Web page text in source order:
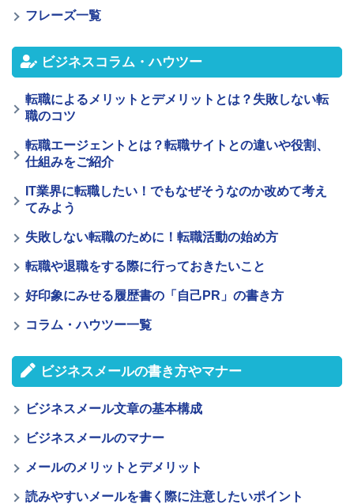
フレーズ一覧
ビジネスコラム・ハウツー
転職によるメリットとデメリットとは？失敗しない転
職のコツ
転職エージェントとは？転職サイトとの違いや役割、
仕組みをご紹介
IT業界に転職したい！でもなぜそうなのか改めて考え
てみよう
失敗しない転職のために！転職活動の始め方
転職や退職をする際に行っておきたいこと
好印象にみせる履歴書の「自己PR」の書き方
コラム・ハウツー一覧
ビジネスメールの書き方やマナー
ビジネスメール文章の基本構成
ビジネスメールのマナー
メールのメリットとデメリット
読みやすいメールを書く際に注意したいポイント